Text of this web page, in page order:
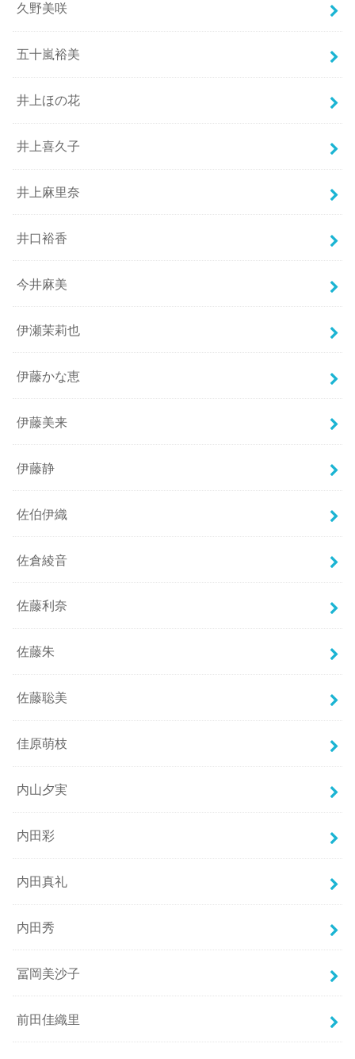
久野美咲
五十嵐裕美
井上ほの花
井上喜久子
井上麻里奈
井口裕香
今井麻美
伊瀬茉莉也
伊藤かな恵
伊藤美来
伊藤静
佐伯伊織
佐倉綾音
佐藤利奈
佐藤朱
佐藤聡美
佳原萌枝
内山夕実
内田彩
内田真礼
内田秀
冨岡美沙子
前田佳織里